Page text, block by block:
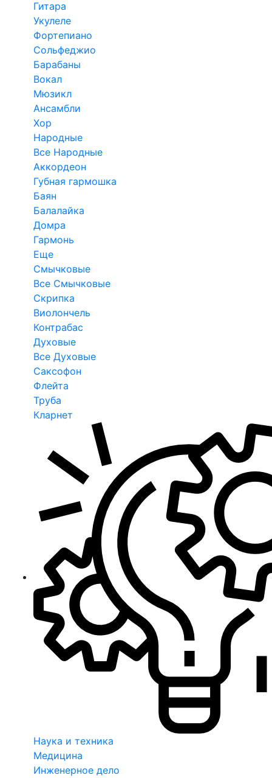
Гитара
Укулеле
Фортепиано
Сольфеджио
Барабаны
Вокал
Мюзикл
Ансамбли
Хор
Народные
Все Народные
Аккордеон
Губная гармошка
Баян
Балалайка
Домра
Гармонь
Еще
Смычковые
Все Смычковые
Скрипка
Виолончель
Контрабас
Духовые
Все Духовые
Саксофон
Флейта
Труба
Кларнет
Наука и техника
Медицина
Инженерное дело